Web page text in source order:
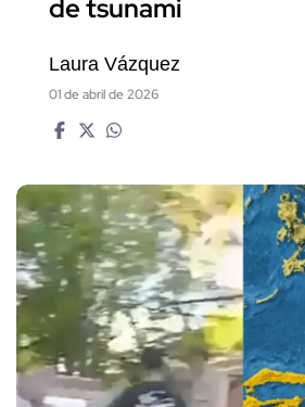
de tsunami
Laura Vázquez
01 de abril de 2026